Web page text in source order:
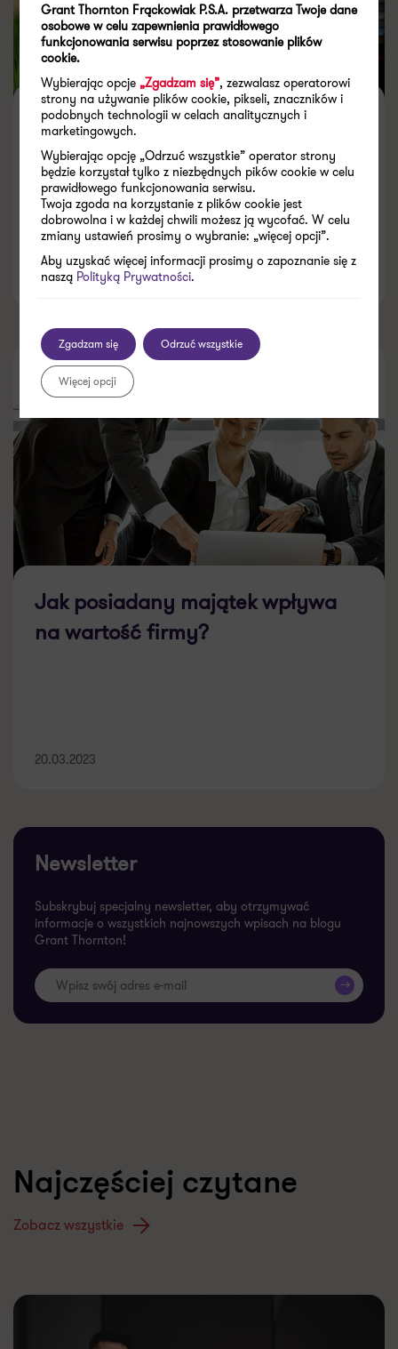
W jakim stopniu aktywa
niematerialne wpływają na
wartość firmy?
21.03.2023
Jak posiadany majątek wpływa
na wartość firmy?
20.03.2023
Newsletter
Subskrybuj specjalny newsletter, aby otrzymywać
informacje o wszystkich najnowszych wpisach na blogu
Grant Thornton!
>>
Najczęściej czytane
Zobacz wszystkie
Grant Thornton Frąckowiak P.S.A. przetwarza Twoje dane
osobowe w celu zapewnienia prawidłowego
funkcjonowania serwisu poprzez stosowanie plików
cookie.
Wybierając opcje„Zgadzam się”, zezwalasz operatorowi
strony na używanie plików cookie, pikseli, znaczników i
podobnych technologii w celach analitycznych i
marketingowych.
Wybierając opcję „Odrzuć wszystkie” operator strony
będzie korzystał tylko z niezbędnych pików cookie w celu
prawidłowego funkcjonowania serwisu.
Twoja zgoda na korzystanie z plików cookie jest
dobrowolna i w każdej chwili możesz ją wycofać. W celu
zmiany ustawień prosimy o wybranie: „więcej opcji”.
Aby uzyskać więcej informacji prosimy o zapoznanie się z
naszą Polityką Prywatności.
Zgadzam się Odrzuć wszystkie
Więcej opcji